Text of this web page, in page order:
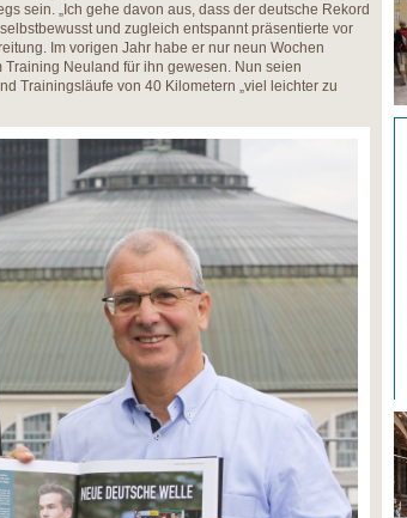
sein. „Ich gehe davon aus, dass der deutsche Rekord
und zugleich entspannt präsentierte vor
Im vorigen Jahr habe er nur neun Wochen
Neuland für ihn gewesen. Nun seien
Trainingsläufe von 40 Kilometern „viel leichter zu